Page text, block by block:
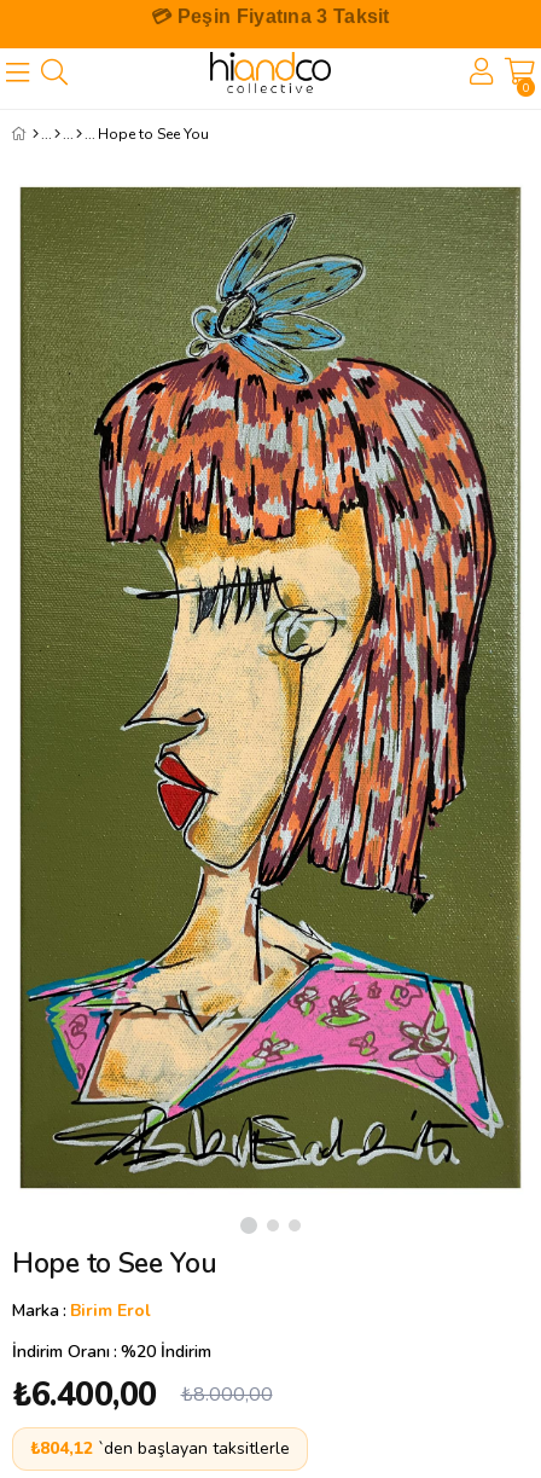
🎁 İlk Siparişe Özel %10 İndirim
0
Hope to See You
Hope to See You
Marka: Birim Erol
İndirim Oranı: %20 İndirim
₺8.000,00
₺6.400,00
₺804,12 `den başlayan taksitlerle